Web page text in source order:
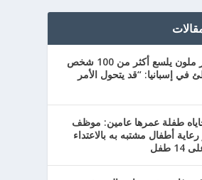
قنديل بحر ملون يلسع أكثر من 100 شخص
إسبانيا: “قد يتحول الأمر
طفلة عمرها عامين: موظف
أطفال مشتبه به بالاعتداء
طفل